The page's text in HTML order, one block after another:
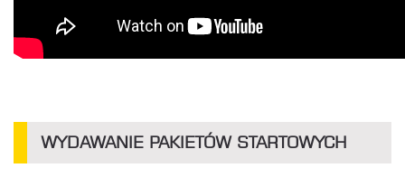
WYDAWANIE PAKIETÓW STARTOWYCH